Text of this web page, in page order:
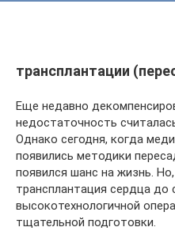
трансплантации
Еще недавно
недостаточность
Однако сегодня, когда
появились методики
появился шанс на жизнь.
трансплантация сердца до
высокотехнологичной
тщательной подготовки.